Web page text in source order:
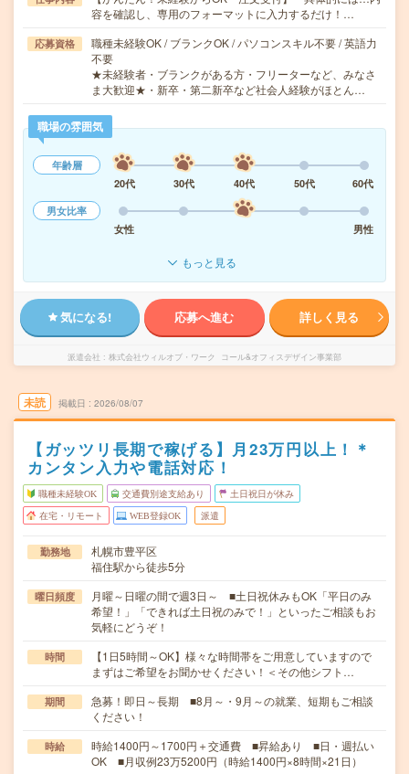
容を確認し、専用のフォーマットに入力するだけ！…
応募資格
職種未経験OK / ブランクOK / パソコンスキル不要 / 英語力
不要
★未経験者・ブランクがある方・フリーターなど、みなさ
ま大歓迎★・新卒・第二新卒など社会人経験がほとん…
職場の雰囲気
年齢層
20代
30代 40代 50代
60代
男女比率
女性
男性
もっと見る
気になる! 応募へ進む 詳しく見る
派遣会社 株式会社ウィルオブ・ワーク コール&オフィスデザイン事業部
未読 掲載日 2026/08/07
【ガッツリ長期で稼げる】月23万円以上！＊
カンタン入力や電話対応！
職種未経験OK 交通費別途支給あり 土日祝日が休み
在宅・リモート WEB登録OK 派遣
勤務地
札幌市豊平区
福住駅から徒歩5分
曜日頻度
月曜～日曜の間で週3日～ ■土日祝休みもOK「平日のみ
希望！」「できれば土日祝のみで！」といったご相談もお
気軽にどうぞ！
時間
【1日5時間～OK】様々な時間帯をご用意していますので
まずはご希望をお聞かせください！＜その他シフト…
期間
急募！即日～長期 ■8月～・9月～の就業、短期もご相談
ください！
時給
時給1400円～1700円＋交通費 ■昇給あり ■日・週払い
OK ■月収例23万5200円（時給1400円×8時間×21日）